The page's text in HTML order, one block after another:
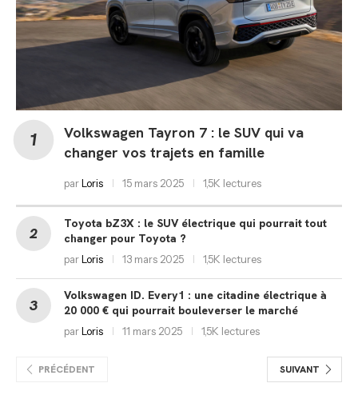
Volkswagen Tayron 7 : le SUV qui va
changer vos trajets en famille
parLoris 15 mars 2025 1,5K lectures
Toyota bZ3X : le SUV électrique qui pourrait tout
changer pour Toyota ?
parLoris 13 mars 2025 1,5K lectures
Volkswagen ID. Every1 : une citadine électrique à
20 000 € qui pourrait bouleverser le marché
parLoris 11 mars 2025 1,5K lectures
PRÉCÉDENT SUIVANT